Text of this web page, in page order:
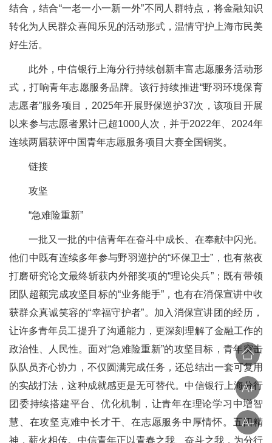
结合，结合“一老一小一新一外”不同人群特点，将金融知识
转化为人民群众喜闻乐见的活动形式，温情守护上海市民美
好生活。
此外，中信银行上海分行持续创新丰富志愿服务活动形
式，打响青年志愿服务品牌。该行持续推进“野羽环境保育
志愿者”服务项目，2025年开展野保巡护37次，该项目开展
以来参与志愿者累计已超1000人次，并于2022年、2024年
连续两届获评中国青年志愿服务项目大赛全国铜奖。
链接
攻坚
“急难险重新”
一批又一批的中信青年在奋斗中成长、在奉献中闪光。
他们中既有连续多年参与野羽巡护的“环保卫士”，也有熬夜
打磨研究论文最终斩获内外部奖项的“理论尖兵”；既有带领
团队超额完成攻坚目标的“业务能手”，也有在消保宣讲中收
获群众真诚笑容的“幸福守护者”。加入消保宣讲团的经历，
让许多青年员工提升了沟通能力，更深刻理解了金融工作的
政治性、人民性。面对“急难险重新”的攻坚目标，青年突击
队队员齐心协力，不仅圆满完成任务，还总结出一套可复用
的实战打法，这种成就感更是无可替代。中信银行上海分行
团委持续搭建平台、优化机制，让青年在理论学习中增智
慧、在攻坚克难中长才干、在志愿服务中厚情怀。五四精
神，薪火相传。中信青年正以青春之我、奋斗之我，为分行